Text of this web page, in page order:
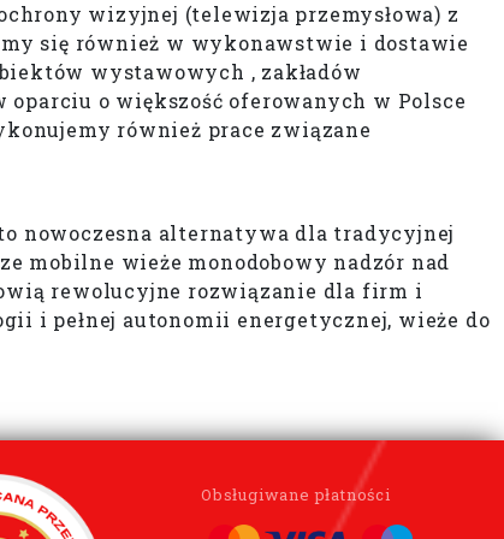
wizyjnej (telewizja przemysłowa) z
się również w wykonawstwie i dostawie
wystawowych , zakładów
o większość oferowanych w Polsce
również prace związane
nowoczesna alternatywa dla tradycyjnej
mobilne wieże monodobowy nadzór nad
rewolucyjne rozwiązanie dla firm i
i pełnej autonomii energetycznej, wieże do
Obsługiwane płatności